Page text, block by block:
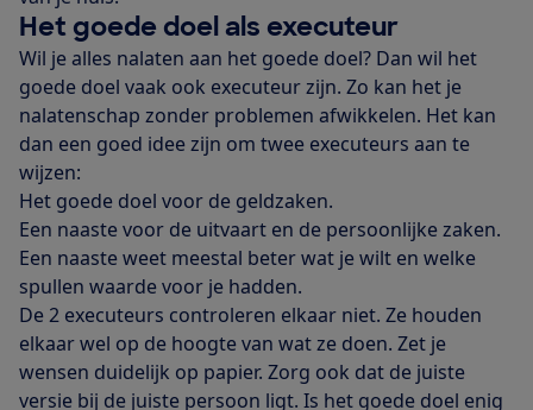
Het goede doel als executeur
Wil je alles nalaten aan het goede doel? Dan wil het
goede doel vaak ook executeur zijn. Zo kan het je
nalatenschap zonder problemen afwikkelen. Het kan
dan een goed idee zijn om twee executeurs aan te
wijzen:
Het goede doel voor de geldzaken.
Een naaste voor de uitvaart en de persoonlijke zaken.
Een naaste weet meestal beter wat je wilt en welke
spullen waarde voor je hadden.
De 2 executeurs controleren elkaar niet. Ze houden
elkaar wel op de hoogte van wat ze doen. Zet je
wensen duidelijk op papier. Zorg ook dat de juiste
versie bij de juiste persoon ligt. Is het goede doel enig